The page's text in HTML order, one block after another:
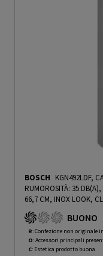
BOSCH KGN492LDF,
RUMOROSITÀ: 35
66,7 CM, INOX LOOK,
PRMG GRADING ROCN -
BUONO
R: Confezione non originale
O: Accessori principali
C: Estetica prodotto buona